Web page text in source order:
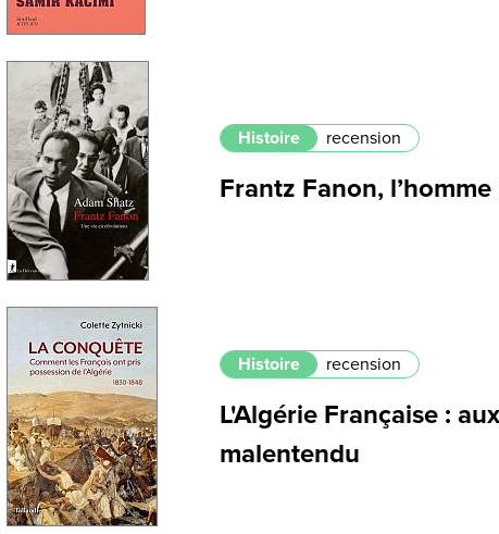
Histoire recension
Frantz Fanon, l’homme
Histoire recension
L'Algérie Française :
malentendu